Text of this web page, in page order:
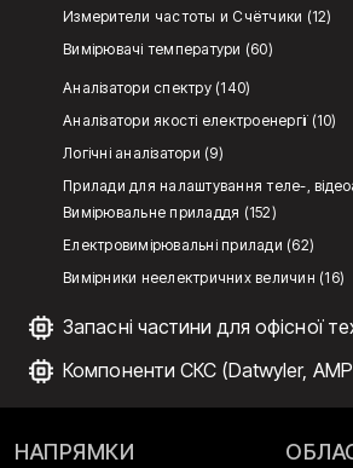
Измерители частоты и Счётчики (12)
Вимірювачі температури (60)
Аналізатори спектру (140)
Аналізатори якості електроенергії (10)
Логічні аналізатори (9)
Прилади для налаштування теле-,
Вимірювальне приладдя (152)
Електровимірювальні прилади (62)
Вимірники неелектричних величин (16)
Запасні частини для офісної
Компоненти СКС (Datwyler,
НАПРЯМКИ